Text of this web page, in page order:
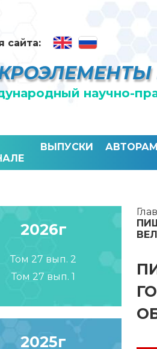
сайта:
научно-
ВЫПУСКИ АВТОРАМ
2026г
Том 27 вып. 2
Том 27 вып. 1
2025г